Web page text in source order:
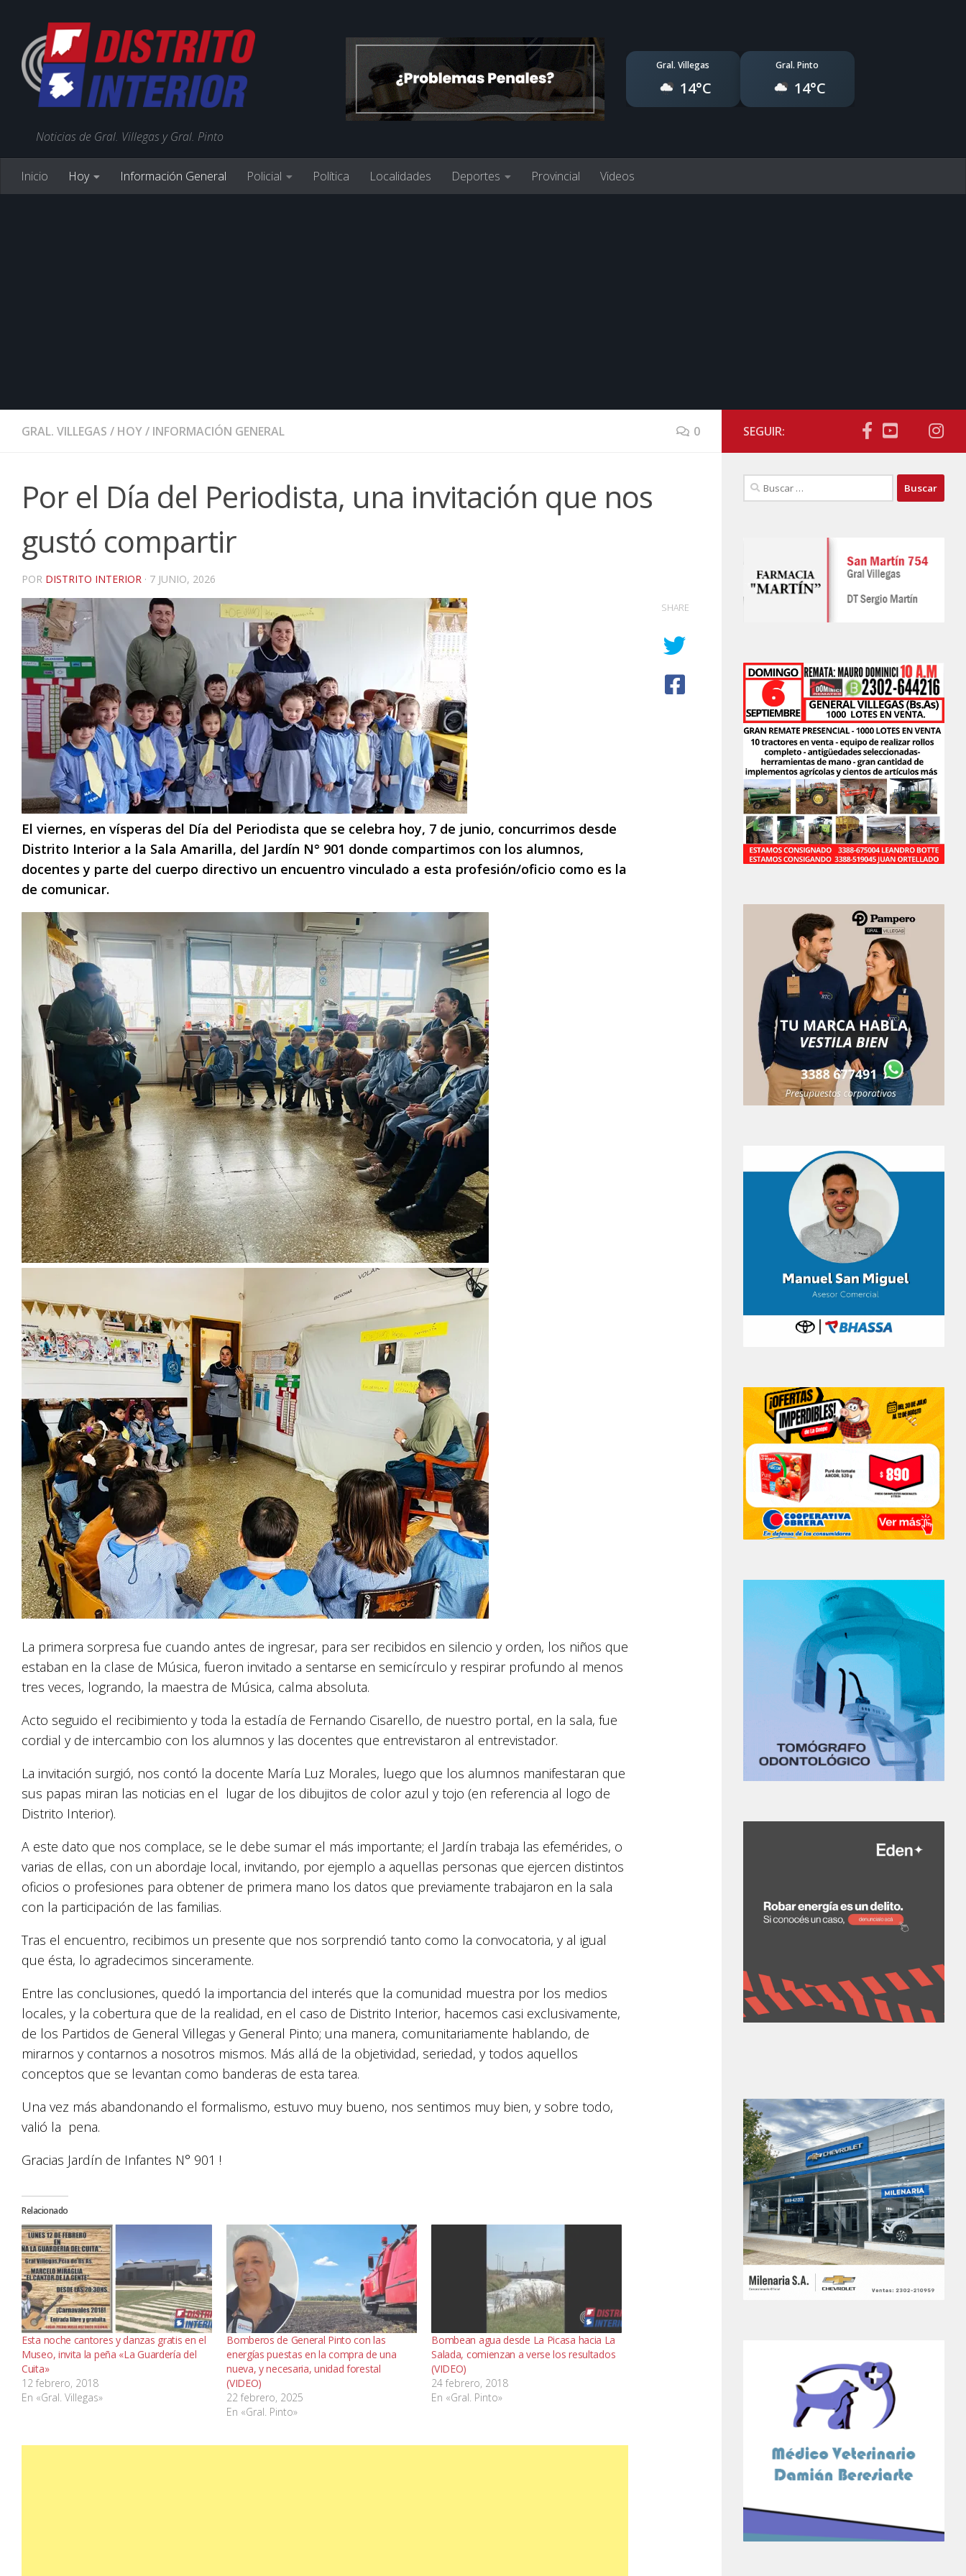
Noticias de Gral. Villegas y Gral. Pinto
Gral. Villegas
14°C
Gral. Pinto
14°C
Inicio Hoy Información General Policial Política Localidades Deportes Provincial Videos
GRAL. VILLEGAS / HOY/ INFORMACIÓN GENERAL 0
Por el Día del Periodista, una invitación que nos
gustó compartir
POR DISTRITO INTERIOR · 7 JUNIO, 2026
El viernes, en vísperas del Día del Periodista que se celebra hoy, 7 de junio, concurrimos desde
Distrito Interior a la Sala Amarilla, del Jardín N° 901 donde compartimos con los alumnos,
docentes y parte del cuerpo directivo un encuentro vinculado a esta profesión/oficio como es la
de comunicar.
La primera sorpresa fue cuando antes de ingresar, para ser recibidos en silencio y orden, los niños que
estaban en la clase de Música, fueron invitado a sentarse en semicírculo y respirar profundo al menos
tres veces, logrando, la maestra de Música, calma absoluta.
Acto seguido el recibimiento y toda la estadía de Fernando Cisarello, de nuestro portal, en la sala, fue
cordial y de intercambio con los alumnos y las docentes que entrevistaron al entrevistador.
La invitación surgió, nos contó la docente María Luz Morales, luego que los alumnos manifestaran que
sus papas miran las noticias en el lugar de los dibujitos de color azul y tojo (en referencia al logo de
Distrito Interior).
A este dato que nos complace, se le debe sumar el más importante; el Jardín trabaja las efemérides, o
varias de ellas, con un abordaje local, invitando, por ejemplo a aquellas personas que ejercen distintos
oficios o profesiones para obtener de primera mano los datos que previamente trabajaron en la sala
con la participación de las familias.
Tras el encuentro, recibimos un presente que nos sorprendió tanto como la convocatoria, y al igual
que ésta, lo agradecimos sinceramente.
Entre las conclusiones, quedó la importancia del interés que la comunidad muestra por los medios
locales, y la cobertura que de la realidad, en el caso de Distrito Interior, hacemos casi exclusivamente,
de los Partidos de General Villegas y General Pinto; una manera, comunitariamente hablando, de
mirarnos y contarnos a nosotros mismos. Más allá de la objetividad, seriedad, y todos aquellos
conceptos que se levantan como banderas de esta tarea.
Una vez más abandonando el formalismo, estuvo muy bueno, nos sentimos muy bien, y sobre todo,
valió la pena.
Gracias Jardín de Infantes N° 901 !
Relacionado
Esta noche cantores y danzas gratis en el
Museo, invita la peña «La Guardería del
Cuita»
12 febrero, 2018
En «Gral. Villegas»
Bomberos de General Pinto con las
energías puestas en la compra de una
nueva, y necesaria, unidad forestal
(VIDEO)
22 febrero, 2025
En «Gral. Pinto»
Bombean agua desde La Picasa hacia La
Salada, comienzan a verse los resultados
(VIDEO)
24 febrero, 2018
En «Gral. Pinto»
SHARE
SEGUIR:
Buscar: